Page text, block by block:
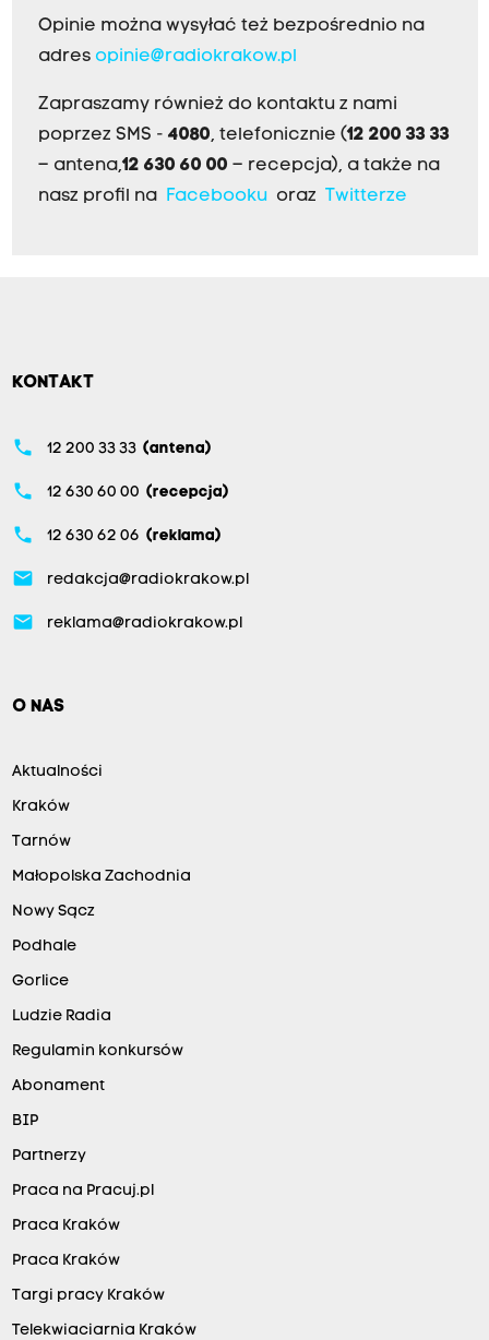
Opinie można wysyłać też bezpośrednio na
adres opinie@radiokrakow.pl
Zapraszamy również do kontaktu z nami
poprzez SMS - 4080, telefonicznie (12 200 33 33
– antena,12 630 60 00 – recepcja), a także na
nasz profil na
Facebookuoraz Twitterze
KONTAKT
phone 12 200 33 33 (antena)
phone 12 630 60 00 (recepcja)
phone 12 630 62 06 (reklama)
email redakcja@radiokrakow.pl
email reklama@radiokrakow.pl
O NAS
Aktualności
Kraków
Tarnów
Małopolska Zachodnia
Nowy Sącz
Podhale
Gorlice
Ludzie Radia
Regulamin konkursów
Abonament
BIP
Partnerzy
Praca na Pracuj.pl
Praca Kraków
Praca Kraków
Targi pracy Kraków
Telekwiaciarnia Kraków